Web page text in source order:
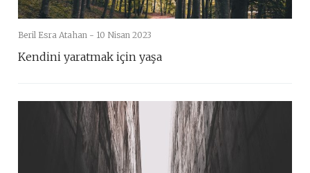
Beril Esra Atahan - 10 Nisan 2023
Kendini yaratmak için yaşa